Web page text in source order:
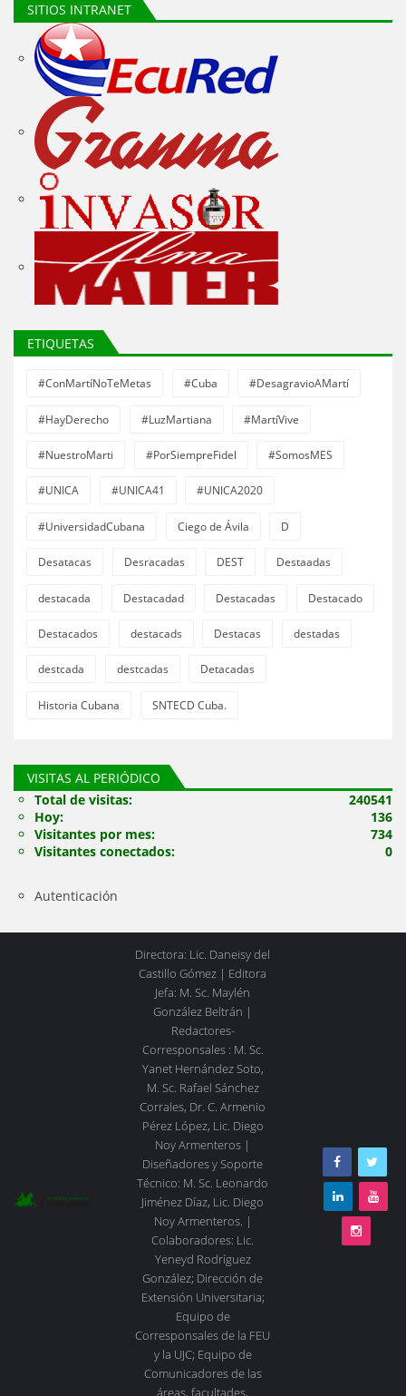
SITIOS INTRANET
ETIQUETAS
#ConMartíNoTeMetas #Cuba #DesagravioAMartí
#HayDerecho #LuzMartiana #MartíVive
#NuestroMarti #PorSiempreFidel #SomosMES
#UNICA #UNICA41 #UNICA2020
#UniversidadCubana Ciego de Ávila D
Desatacas Desracadas DEST Destaadas
destacada Destacadad Destacadas Destacado
Destacados destacads Destacas destadas
destcada destcadas Detacadas
Historia Cubana SNTECD Cuba.
VISITAS AL PERIÓDICO
240541
Total de visitas:
136
Hoy:
734
Visitantes por mes:
0
Visitantes conectados:
Autenticación
Directora: Lic. Daneisy del
Castillo Gómez | Editora
Jefa: M. Sc. Maylén
González Beltrán |
Redactores-
Corresponsales : M. Sc.
Yanet Hernández Soto,
M. Sc. Rafael Sánchez
Corrales, Dr. C. Armenio
Pérez López, Lic. Diego
Noy Armenteros |
Diseñadores y Soporte
Técnico: M. Sc. Leonardo
Jiménez Díaz, Lic. Diego
Noy Armenteros. |
Colaboradores: Lic.
Yeneyd Rodríguez
González; Dirección de
Extensión Universitaria;
Equipo de
Corresponsales de la FEU
y la UJC; Equipo de
Comunicadores de las
áreas, facultades,